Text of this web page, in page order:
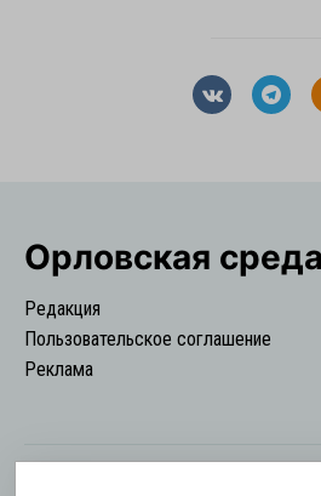
Орловская
Редакция
Пользовательское соглашение
Реклама